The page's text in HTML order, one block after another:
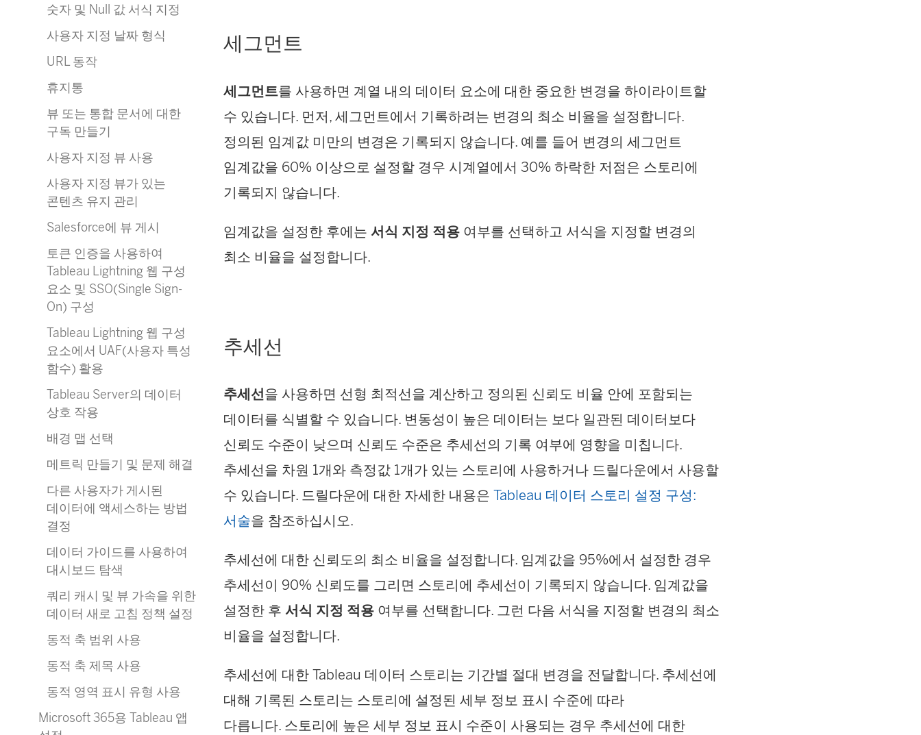
숫자 및 Null 값 서식 지정
사용자 지정 날짜 형식
URL 동작
휴지통
뷰 또는 통합 문서에 대한
구독 만들기
사용자 지정 뷰 사용
사용자 지정 뷰가 있는
콘텐츠 유지 관리
Salesforce에 뷰 게시
토큰 인증을 사용하여
Tableau Lightning 웹 구성
요소 및 SSO(Single Sign-
On) 구성
Tableau Lightning 웹 구성
요소에서 UAF(사용자 특성
함수) 활용
Tableau Server의 데이터
상호 작용
배경 맵 선택
메트릭 만들기 및 문제 해결
다른 사용자가 게시된
데이터에 액세스하는 방법
결정
데이터 가이드를 사용하여
대시보드 탐색
쿼리 캐시 및 뷰 가속을 위한
데이터 새로 고침 정책 설정
동적 축 범위 사용
동적 축 제목 사용
동적 영역 표시 유형 사용
Microsoft 365용 Tableau 앱
세그먼트
세그먼트를 사용하면 계열 내의 데이터 요소에 대한 중요한 변경을 하이라이트할
수 있습니다. 먼저, 세그먼트에서 기록하려는 변경의 최소 비율을 설정합니다.
정의된 임계값 미만의 변경은 기록되지 않습니다. 예를 들어 변경의 세그먼트
임계값을 60% 이상으로 설정할 경우 시계열에서 30% 하락한 저점은 스토리에
기록되지 않습니다.
임계값을 설정한 후에는 서식 지정 적용 여부를 선택하고 서식을 지정할 변경의
최소 비율을 설정합니다.
추세선
추세선을 사용하면 선형 최적선을 계산하고 정의된 신뢰도 비율 안에 포함되는
데이터를 식별할 수 있습니다. 변동성이 높은 데이터는 보다 일관된 데이터보다
신뢰도 수준이 낮으며 신뢰도 수준은 추세선의 기록 여부에 영향을 미칩니다.
추세선을 차원 1개와 측정값 1개가 있는 스토리에 사용하거나 드릴다운에서 사용할
수 있습니다. 드릴다운에 대한 자세한 내용은Tableau 데이터 스토리 설정 구성:
서술을 참조하십시오.
추세선에 대한 신뢰도의 최소 비율을 설정합니다. 임계값을 95%에서 설정한 경우
추세선이 90% 신뢰도를 그리면 스토리에 추세선이 기록되지 않습니다. 임계값을
설정한 후 서식 지정 적용 여부를 선택합니다. 그런 다음 서식을 지정할 변경의 최소
비율을 설정합니다.
추세선에 대한 Tableau 데이터 스토리는 기간별 절대 변경을 전달합니다. 추세선에
대해 기록된 스토리는 스토리에 설정된 세부 정보 표시 수준에 따라
다릅니다. 스토리에 높은 세부 정보 표시 수준이 사용되는 경우 추세선에 대한